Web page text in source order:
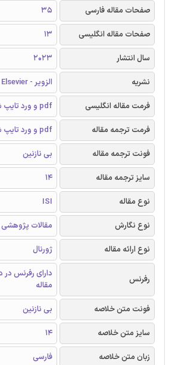
صفحات مقاله فارسی
35
صفحات مقاله انگلیسی
13
سال انتشار
2023
نشریه
الزویر - Elsevier
فرمت مقاله انگلیسی
pdf و ورد تایپ شده با قابلیت ویرایش
فرمت ترجمه مقاله
pdf و ورد تایپ شده با قابلیت ویرایش
فونت ترجمه مقاله
بی نازنین
سایز ترجمه مقاله
14
نوع مقاله
ISI
نوع نگارش
مقالات
نوع ارائه مقاله
ژورنال
رفرنس
دارای رفرنس در
مقاله
فونت متن خلاصه
بی نازنین
سایز متن خلاصه
14
زبان متن خلاصه
فارسی